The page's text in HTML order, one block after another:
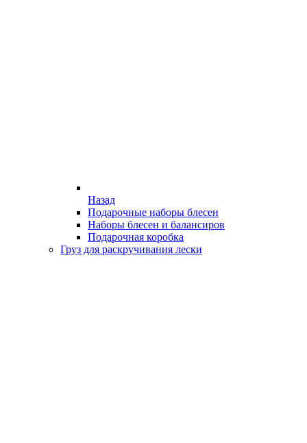
Назад
Подарочные наборы блесен
Наборы блесен и балансиров
Подарочная коробка
Груз для раскручивания лески